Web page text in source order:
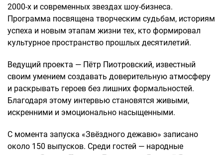
2000-х и современных звездах шоу-бизнеса.
Программа посвящена творческим судьбам, историям
успеха и новым этапам жизни тех, кто формировал
культурное пространство прошлых десятилетий.
Ведущий проекта — Пётр Пиотровский, известный
своим умением создавать доверительную атмосферу
и раскрывать героев без лишних формальностей.
Благодаря этому интервью становятся живыми,
искренними и эмоционально насыщенными.
С момента запуска «Звёздного дежавю» записано
около 150 выпусков. Среди гостей — народные